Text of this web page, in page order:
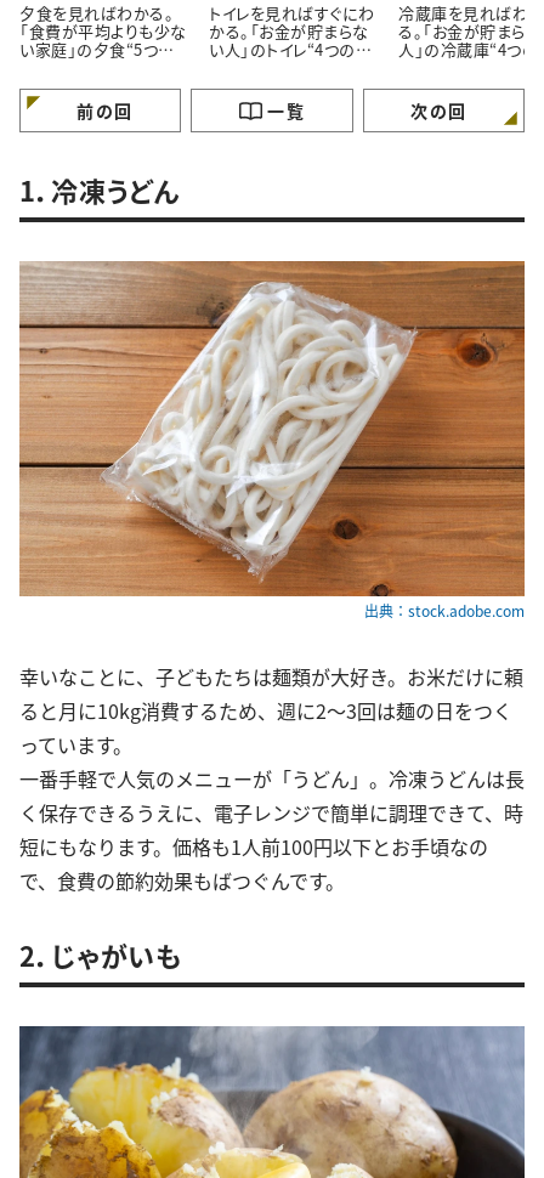
夕食を見ればわかる。
「食費が平均よりも少な
い家庭」の夕食“5つの
トイレを見ればすぐにわ
かる。「お金が貯まらな
い人」のトイレ“4つの特
冷蔵庫を見ればわか
る。「お金が貯まら
人」の冷蔵庫“4つの
前の回 一覧 次の回
1．冷凍うどん
出典：stock.adobe.com
幸いなことに、子どもたちは麺類が大好き。お米だけに頼
ると月に10kg消費するため、週に2～3回は麺の日をつく
っています。
一番手軽で人気のメニューが「うどん」。冷凍うどんは長
く保存できるうえに、電子レンジで簡単に調理できて、時
短にもなります。価格も1人前100円以下とお手頃なの
で、食費の節約効果もばつぐんです。
2．じゃがいも